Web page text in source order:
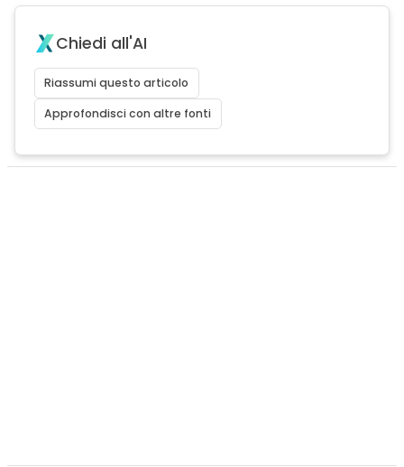
Chiedi all'AI
Riassumi questo articolo
Approfondisci con altre fonti